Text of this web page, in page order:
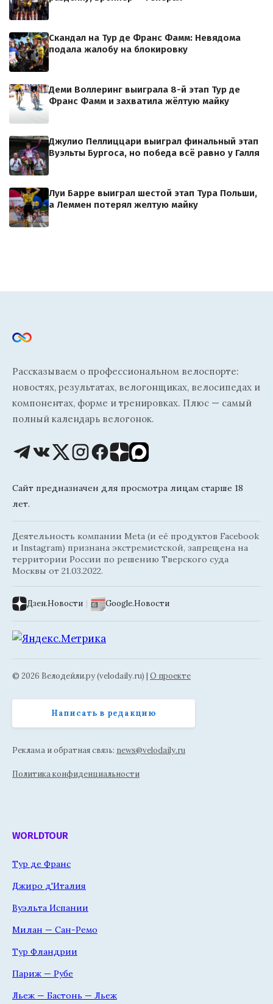
Скандал на Тур де Франс Фамм: Невядома
подала жалобу на блокировку
Деми Воллеринг выиграла 8-й этап Тур де
Франс Фамм и захватила жёлтую майку
Джулио Пеллиццари выиграл финальный этап
Вуэльты Бургоса, но победа всё равно у Галля
Луи Барре выиграл шестой этап Тура Польши,
а Леммен потерял желтую майку
Рассказываем о профессиональном велоспорте:
новостях, результатах, велогонщиках, велосипедах и
компонентах, форме и тренировках. Плюс — самый
полный календарь велогонок.
Сайт предназначен для просмотра лицам старше 18
лет.
Деятельность компании Meta (и её продуктов Facebook
и Instagram) признана экстремистской, запрещена на
территории России по решению Тверского суда
Москвы от 21.03.2022.
Дзен.Новости Google.Новости
© 2026 Велодейли.ру (velodaily.ru) | О проекте
Написать в редакцию
Реклама и обратная связь: news@velodaily.ru
Политика конфиденциальности
WORLDTOUR
Тур де Франс
Джиро д'Италия
Вуэльта Испании
Милан — Сан-Ремо
Тур Фландрии
Париж — Рубе
Льеж — Бастонь — Льеж